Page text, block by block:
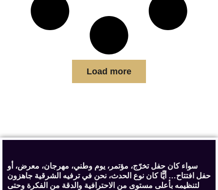
Load more
سواء كان حفل تخرّج، مؤتمر، يوم وطني، مهرجان، معرض، أو
حفل افتتاح… أيًّا كان نوع الحدث، نحن في ترفيه الشرقية جاهزون
لتنظيمه بأعلى مستوى من الاحترافية والدقة من الفكرة وحتى